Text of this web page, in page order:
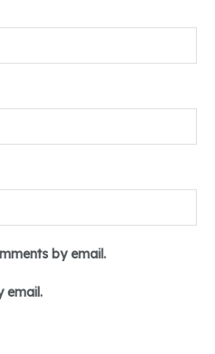
by email.
email.